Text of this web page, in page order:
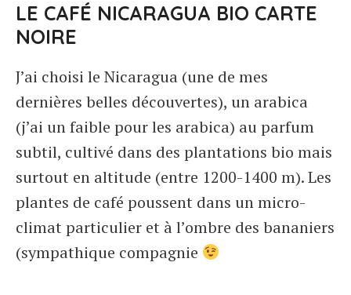
LE CAFÉ NICARAGUA BIO CARTE
NOIRE
J’ai choisi le Nicaragua (une de mes
dernières belles découvertes), un arabica
(j’ai un faible pour les arabica) au parfum
subtil, cultivé dans des plantations bio mais
surtout en altitude (entre 1200-1400 m). Les
plantes de café poussent dans un micro-
climat particulier et à l’ombre des bananiers
(sympathique compagnie